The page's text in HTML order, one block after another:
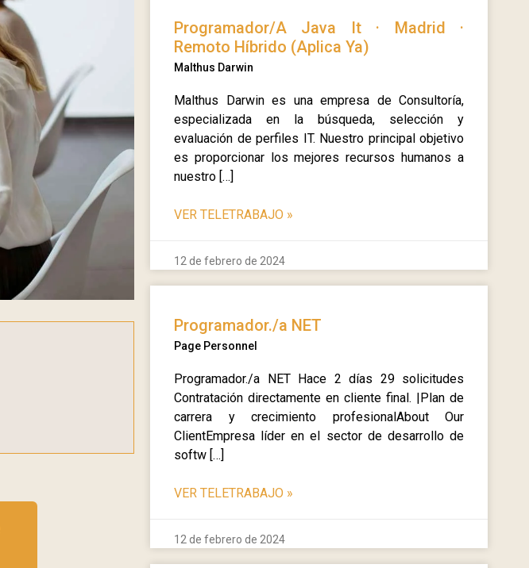
Programador/A Java It · Madrid ·
Remoto Híbrido (Aplica Ya)
Malthus Darwin
Malthus Darwin es una empresa de Consultoría,
especializada en la búsqueda, selección y
evaluación de perfiles IT. Nuestro principal objetivo
es proporcionar los mejores recursos humanos a
nuestro […]
VER TELETRABAJO »
12 de febrero de 2024
Programador./a NET
Page Personnel
Programador./a NET Hace 2 días 29 solicitudes
Contratación directamente en cliente final. |Plan de
carrera y crecimiento profesionalAbout Our
ClientEmpresa líder en el sector de desarrollo de
softw […]
VER TELETRABAJO »
12 de febrero de 2024